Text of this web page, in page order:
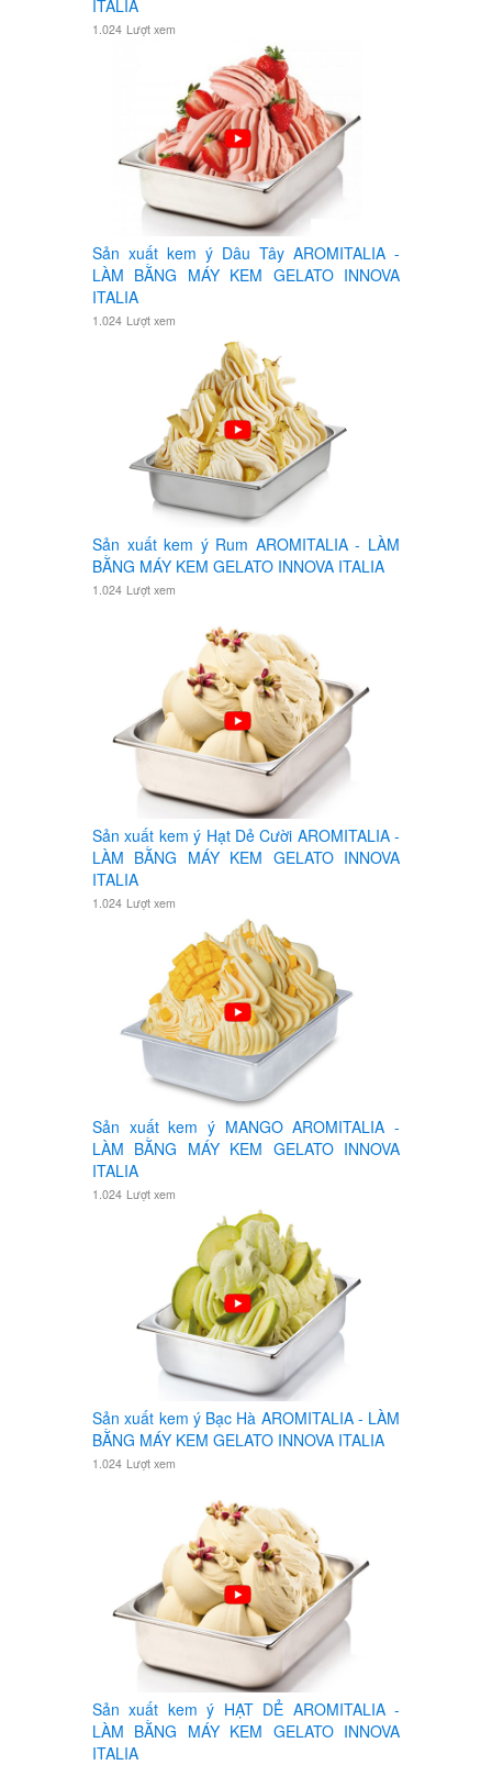
ITALIA
1.024 Lượt xem
Sản xuất kem ý Dâu Tây AROMITALIA -
LÀM BẰNG MÁY KEM GELATO INNOVA
ITALIA
1.024 Lượt xem
Sản xuất kem ý Rum AROMITALIA - LÀM
BẰNG MÁY KEM GELATO INNOVA ITALIA
1.024 Lượt xem
Sản xuất kem ý Hạt Dẻ Cười AROMITALIA -
LÀM BẰNG MÁY KEM GELATO INNOVA
ITALIA
1.024 Lượt xem
Sản xuất kem ý MANGO AROMITALIA -
LÀM BẰNG MÁY KEM GELATO INNOVA
ITALIA
1.024 Lượt xem
Sản xuất kem ý Bạc Hà AROMITALIA - LÀM
BẰNG MÁY KEM GELATO INNOVA ITALIA
1.024 Lượt xem
Sản xuất kem ý HẠT DẺ AROMITALIA -
LÀM BẰNG MÁY KEM GELATO INNOVA
ITALIA